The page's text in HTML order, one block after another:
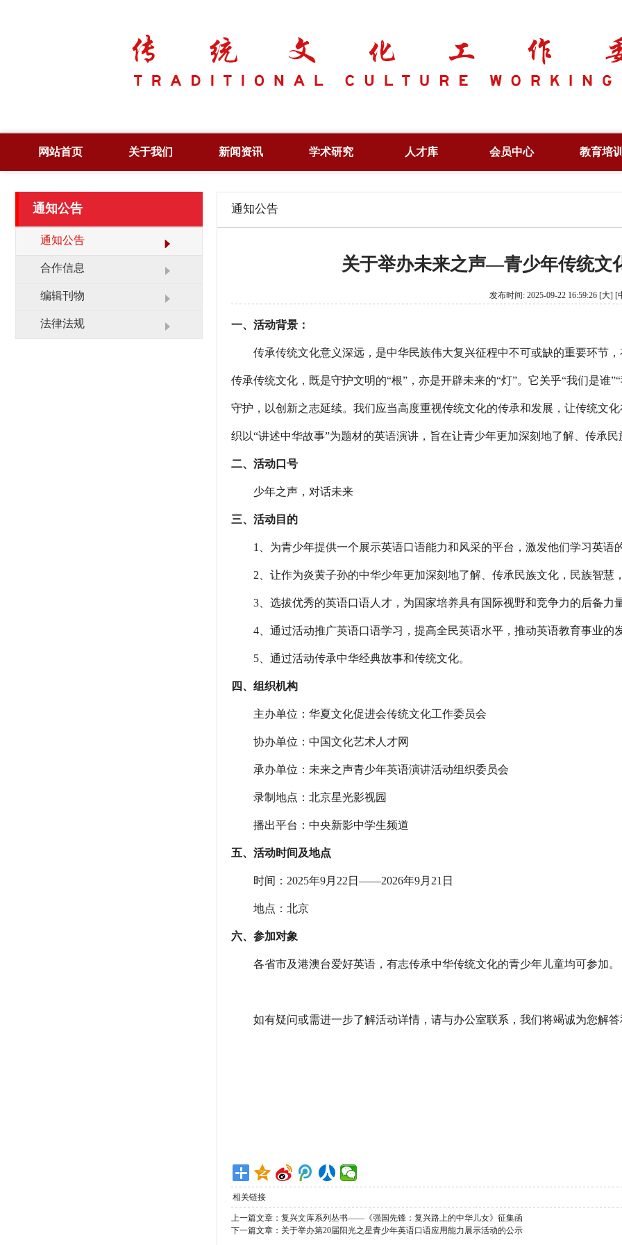
网站首页 关于我们
领 导
管 理
新闻资讯
党政要闻
栏目展播
学术研究
出版著作
立项课题
人才库 会员中心
特约研究员
理事单位
信息验证
教育培
信息验证
通知公告
通知公告
合作信息
编辑刊物
法律法规
通知公告
关于举办未来之声—青少年传统文
发布时间: 2025-09-22 16:59:26 [大] [
一、活动背景：
传承传统文化意义深远，是中华民族伟大复兴征程中不可或缺的重要环节，
传承传统文化，既是守护文明的“根”，亦是开辟未来的“灯”。它关乎“我们是谁
守护，以创新之志延续。我们应当高度重视传统文化的传承和发展，让传统文
织以“讲述中华故事”为题材的英语演讲，旨在让青少年更加深刻地了解、传承
二、活动口号
少年之声，对话未来
三、活动目的
1、为青少年提供一个展示英语口语能力和风采的平台，激发他们学习英语
2、让作为炎黄子孙的中华少年更加深刻地了解、传承民族文化，民族智慧
3、选拔优秀的英语口语人才，为国家培养具有国际视野和竞争力的后备力
4、通过活动推广英语口语学习，提高全民英语水平，推动英语教育事业的
5、通过活动传承中华经典故事和传统文化。
四、组织机构
主办单位：华夏文化促进会传统文化工作委员会
协办单位：中国文化艺术人才网
承办单位：未来之声青少年英语演讲活动组织委员会
录制地点：北京星光影视园
播出平台：中央新影中学生频道
五、活动时间及地点
时间：2025年9月22日——2026年9月21日
地点：北京
六、参加对象
各省市及港澳台爱好英语，有志传承中华传统文化的青少年儿童均可参加。
如有疑问或需进一步了解活动详情，请与办公室联系，我们将竭诚为您解答
相关链接
上一篇文章： 复兴文库系列丛书——《强国先锋：复兴路上的中华儿女》征集函
下一篇文章： 关于举办第20届阳光之星青少年英语口语应用能力展示活动的公示